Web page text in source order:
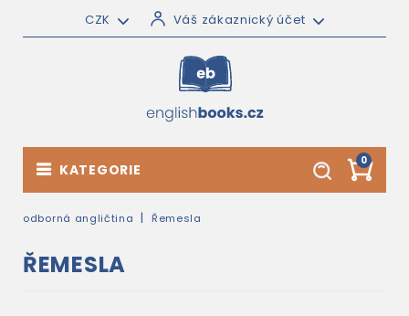
CZK Váš zákaznický účet
0
KATEGORIE
odborná angličtina Řemesla
ŘEMESLA